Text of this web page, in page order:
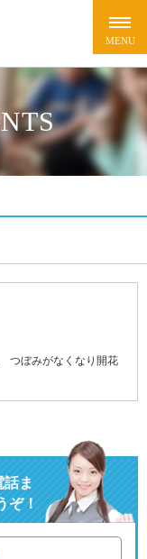
つぼみがなくなり開花
ま
ぞ！